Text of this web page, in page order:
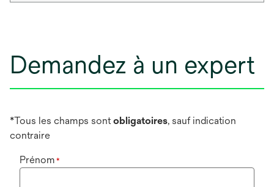
Demandez à un expert
*Tous les champs sontobligatoires, sauf indication
contraire
Prénom *